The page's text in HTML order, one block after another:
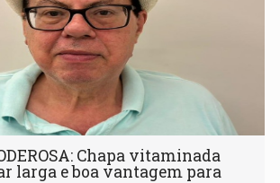
Chapa vitaminada
larga e boa vantagem para